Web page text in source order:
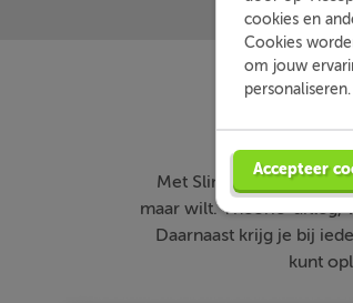
Met Slimleren oefen je
maar wilt. Theorie-uitleg,
Daarnaast krijg je bij
kunt
cookies en
Cookies
om jouw
personaliseren.
Accepteer